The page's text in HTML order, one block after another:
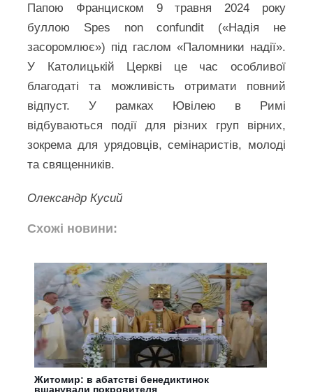
Папою Франциском 9 травня 2024 року
буллою Spes non confundit («Надія не
засоромлює») під гаслом «Паломники надії».
У Католицькій Церкві це час особливої
благодаті та можливість отримати повний
відпуст. У рамках Ювілею в Римі
відбуваються події для різних груп вірних,
зокрема для урядовців, семінаристів, молоді
та священників.
Олександр Кусий
Схожі новини:
Житомир: в абатстві бенедиктинок
вшанували покровителя